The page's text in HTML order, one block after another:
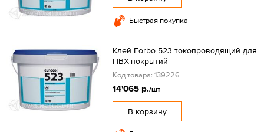
Быстрая покупка
Клей Forbo 523 токопроводящий для
ПВХ-покрытий
Код товара: 139226
14'065 р./шт
В корзину